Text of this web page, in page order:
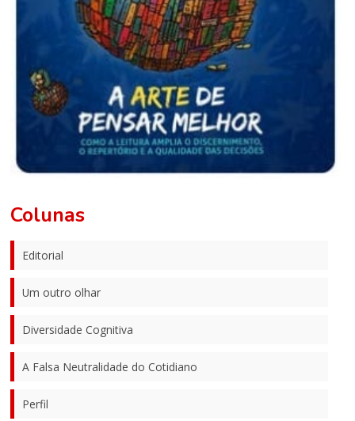
Colunas
Editorial
Um outro olhar
Diversidade Cognitiva
A Falsa Neutralidade do Cotidiano
Perfil